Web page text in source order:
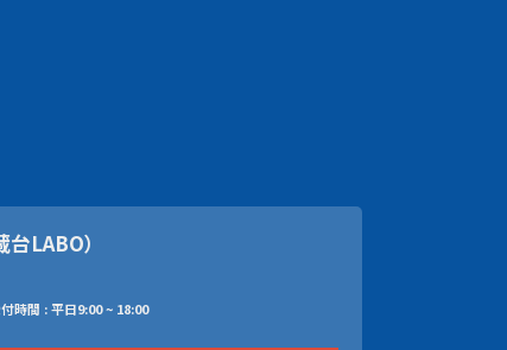
台LABO）
時間 : 平日9:00 ~ 18:00